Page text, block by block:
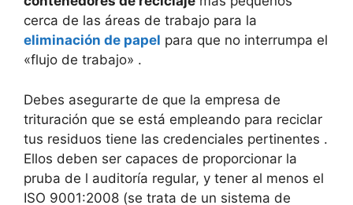
cerca de las áreas de trabajo para la
eliminación de papel para que no interrumpa el
«flujo de trabajo» .
Debes asegurarte de que la empresa de
trituración que se está empleando para reciclar
tus residuos tiene las credenciales pertinentes .
Ellos deben ser capaces de proporcionar la
pruba de l auditoría regular, y tener al menos el
ISO 9001:2008 (se trata de un sistema de